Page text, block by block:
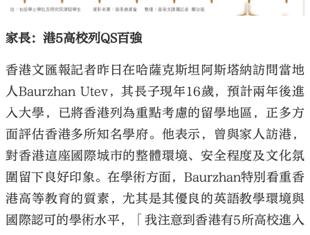
家長：港5高校列QS百強
香港文匯報記者昨日在哈薩克斯坦阿斯塔納訪問當地
人Baurzhan Utev，其長子現年16歲，預計兩年後進
入大學，已將香港列為重點考慮的留學地區，正多方
面評估香港多所知名學府。他表示，曾與家人訪港，
對香港這座國際城市的整體環境、安全程度及文化氛
圍留下良好印象。在學術方面，Baurzhan特別看重香
港高等教育的質素，尤其是其優良的英語教學環境與
國際認可的學術水平，「我注意到香港有5所高校進入